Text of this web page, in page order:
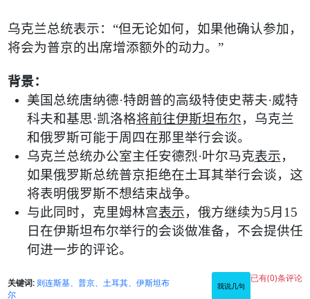
乌克兰总统表示： “但无论如何，如果他确认参加，
将会为普京的出席增添额外的动力。 ”
背景：
美国总统唐纳德·特朗普的高级特使史蒂夫·威特
科夫和基思·凯洛格将前往伊斯坦布尔，乌克兰
和俄罗斯可能于周四在那里举行会谈。
乌克兰总统办公室主任安德烈·叶尔马克表示，
如果俄罗斯总统普京拒绝在土耳其举行会谈，这
将表明俄罗斯不想结束战争。
与此同时，克里姆林宫表示，俄方继续为5月 15
日在伊斯坦布尔举行的会谈做准备，不会提供任
何进一步的评论。
关键词: 则连斯基、普京、土耳其、伊斯坦布
尔
我说几句
已有(0)条评论